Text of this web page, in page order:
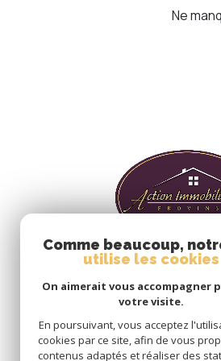
Ne
Comme beaucoup,
utilise les cookies
On aimerait vous accompagner
votre visite.
En poursuivant, vous acceptez
cookies par ce site, afin de vous
contenus adaptés et réaliser des